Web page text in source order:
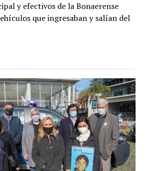
y efectivos de la Bonaerense
que ingresaban y salían del